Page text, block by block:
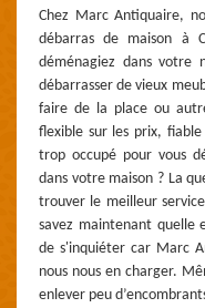
Chez Marc Antiquaire,
débarras de maison à
déménagiez dans votre
débarrasser de vieux
faire de la place ou
flexible sur les prix,
trop occupé pour vous
dans votre maison ? La
trouver le meilleur
savez maintenant quelle
de s'inquiéter car Marc
nous nous en charger.
enlever peu